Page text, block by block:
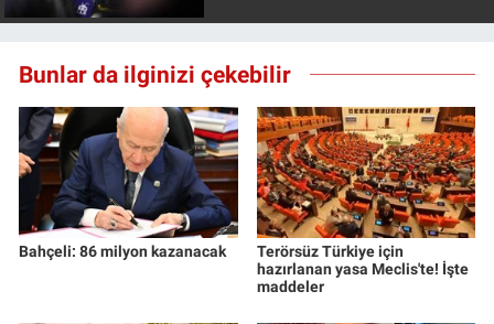
Bunlar da ilginizi çekebilir
Bahçeli: 86 milyon kazanacak
Terörsüz Türkiye için
hazırlanan yasa Meclis'te! İşte
maddeler